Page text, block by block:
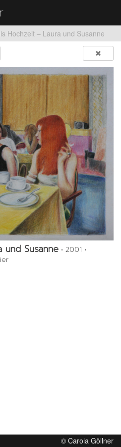
Hochzeit – Laura und Susanne
und Susanne • 2001 •
© Carola Göllner